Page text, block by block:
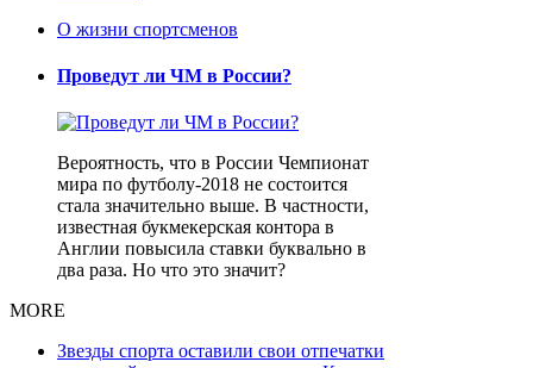
О жизни спортсменов
Проведут ли ЧМ в России?
Вероятность, что в России Чемпионат
мира по футболу-2018 не состоится
стала значительно выше. В частности,
известная букмекерская контора в
Англии повысила ставки буквально в
два раза. Но что это значит?
MORE
Звезды спорта оставили свои отпечатки